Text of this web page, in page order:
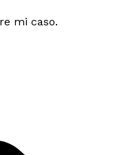
mi caso.